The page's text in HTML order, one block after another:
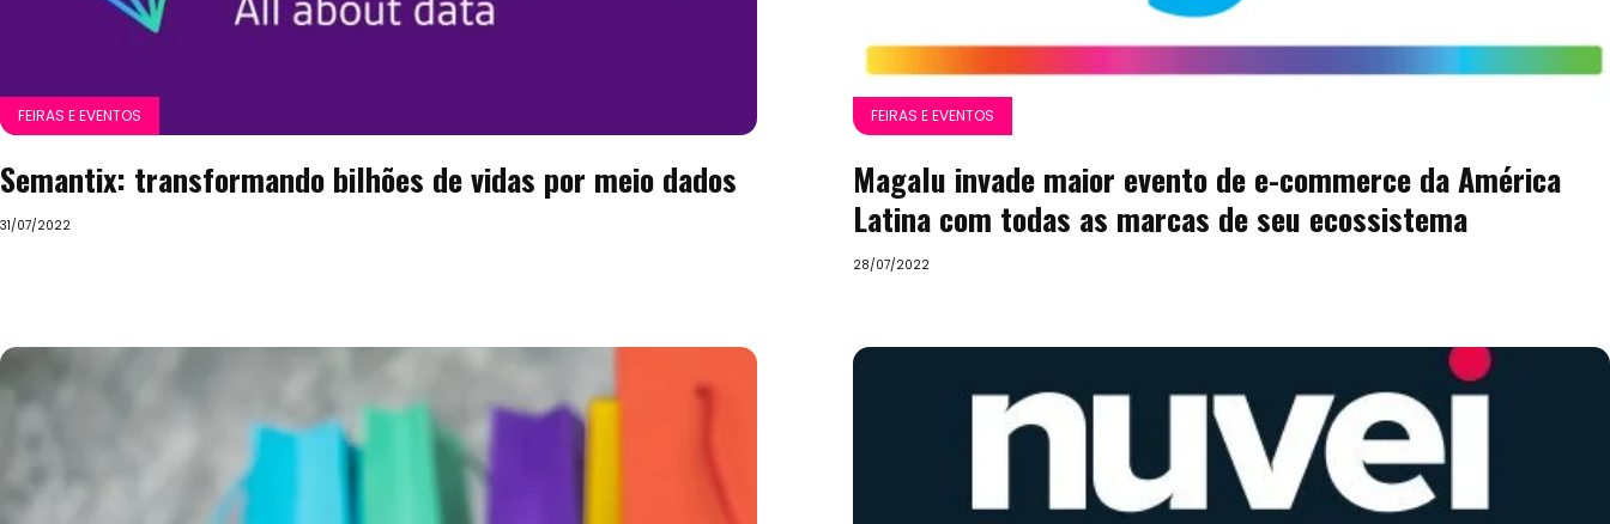
FEIRAS E EVENTOS
Semantix: transformando bilhões de vidas por meio dados
31/07/2022
FEIRAS E EVENTOS
Magalu invade maior evento de e-commerce da América
Latina com todas as marcas de seu ecossistema
28/07/2022